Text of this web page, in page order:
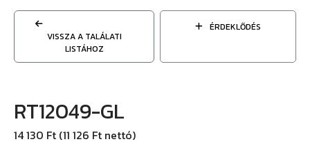
VISSZA A TALÁLATI
LISTÁHOZ
ÉRDEKLŐDÉS
RT12049-GL
14 130 Ft (11 126 Ft nettó)